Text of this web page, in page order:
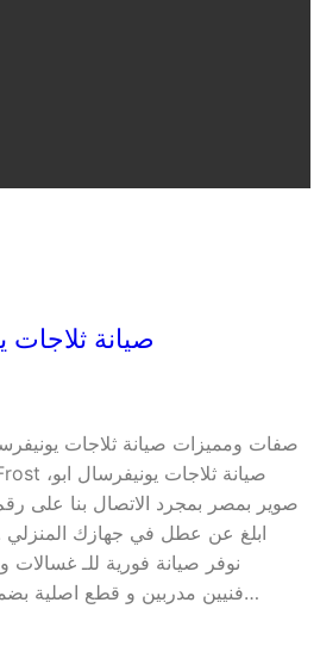
صيانة ثلاجات
صفات ومميزات صيانة ثلاجات
صوير بمصر بمجرد الاتصال بنا على
نوفر صيانة فورية للـ غسالات
كنت.EG. فنيين مدربين و قطع اصلية بضمان شامل سوف…